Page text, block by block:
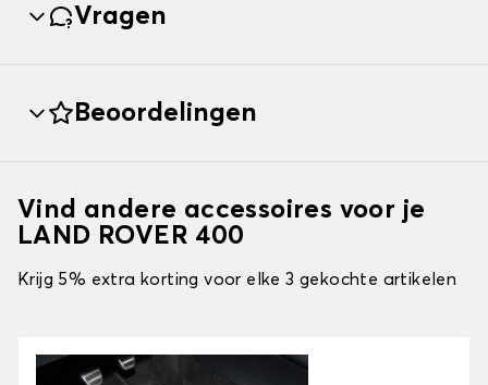
Vragen
Beoordelingen
Vind andere accessoires voor je
LAND ROVER 400
Krijg 5% extra korting voor elke 3 gekochte artikelen